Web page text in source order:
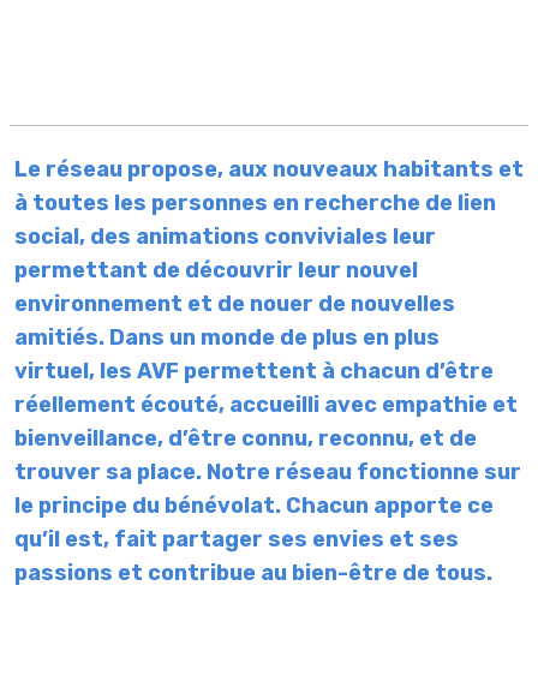
Le réseau propose, aux nouveaux habitants et
à toutes les personnes en recherche de lien
social, des animations conviviales leur
permettant de découvrir leur nouvel
environnement et de nouer de nouvelles
amitiés. Dans un monde de plus en plus
virtuel, les AVF permettent à chacun d’être
réellement écouté, accueilli avec empathie et
bienveillance, d’être connu, reconnu, et de
trouver sa place. Notre réseau fonctionne sur
le principe du bénévolat. Chacun apporte ce
qu’il est, fait partager ses envies et ses
passions et contribue au bien-être de tous.